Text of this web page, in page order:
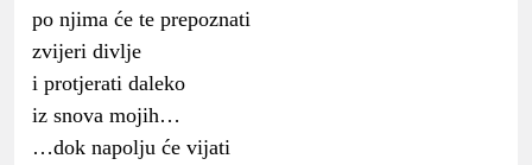
po njima će te prepoznati
zvijeri divlje
i protjerati daleko
iz snova mojih…
…dok napolju će vijati